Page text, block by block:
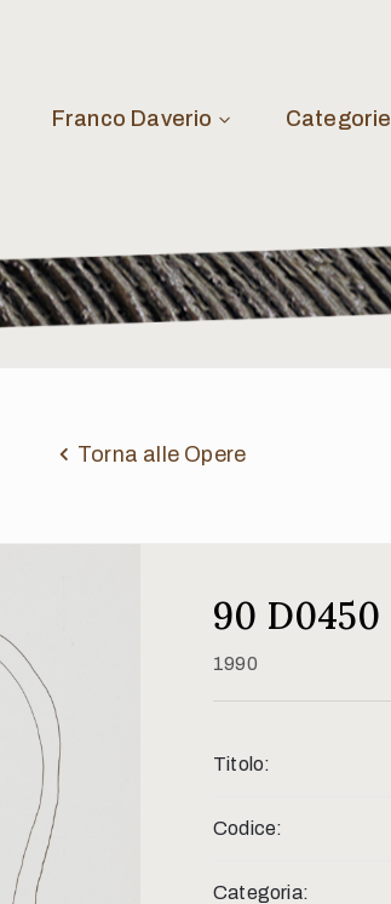
Franco Daverio Categorie
Torna alle Opere
90 D0450
1990
Titolo:
Codice:
Categoria: